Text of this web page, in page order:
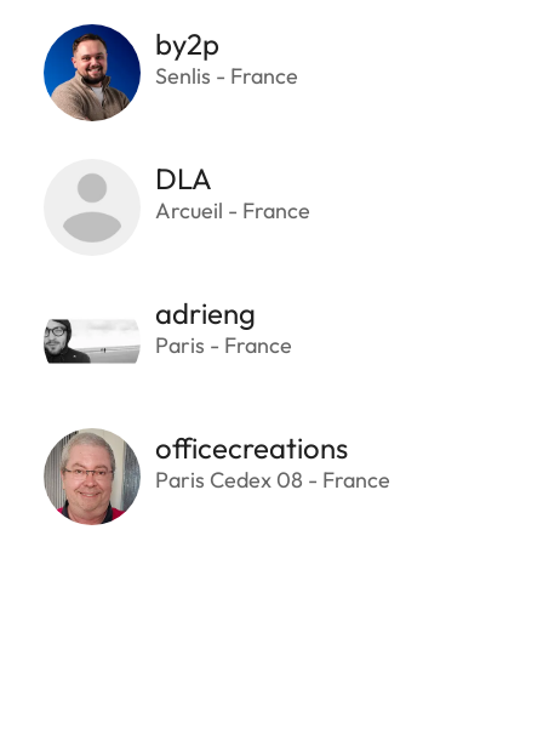
by2p
Senlis - France
DLA
Arcueil - France
adrieng
Paris - France
officecreations
Paris Cedex 08 - France